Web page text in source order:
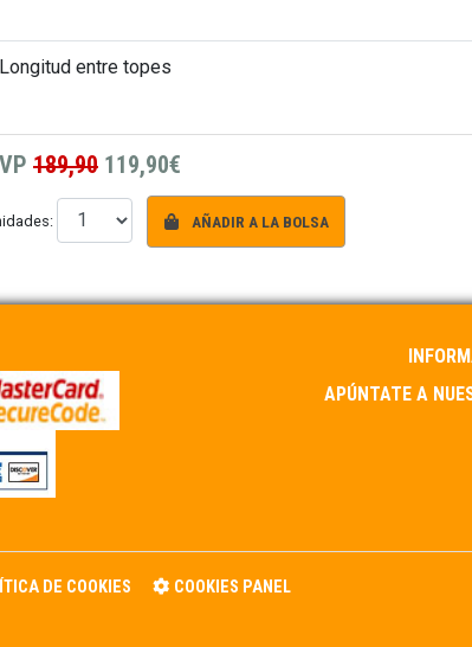
Longitud entre topes
189,90 119,90€
AÑADIR A LA BOLSA
APÚNTATE A
DE COOKIES COOKIES PANEL